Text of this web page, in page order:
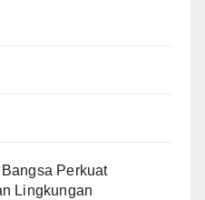
Perkuat
Lingkungan